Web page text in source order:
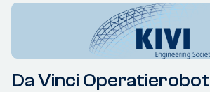
Da Vinci Operatierobot